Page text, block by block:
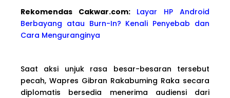
Rekomendas Cakwar.com: Layar HP Android
Berbayang atau Burn-In? Kenali Penyebab dan
Cara Menguranginya
Saat aksi unjuk rasa besar-besaran tersebut
pecah, Wapres Gibran Rakabuming Raka secara
diplomatis bersedia menerima audiensi dari